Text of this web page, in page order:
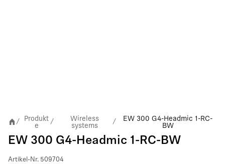
/
Produkt
e
/
Wireless
systems
/
EW 300 G4-Headmic 1-RC-
BW
EW 300 G4-Headmic 1-RC-BW
Artikel-Nr. 509704